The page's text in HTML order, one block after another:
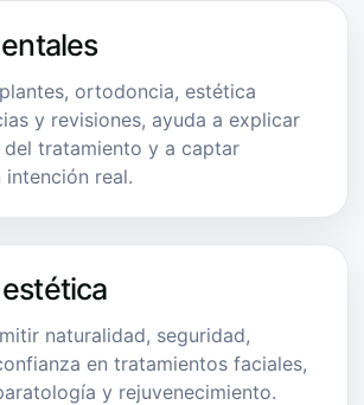
ortodoncia, estética
y revisiones, ayuda a explicar
tratamiento y a captar
real.
naturalidad, seguridad,
en tratamientos faciales,
y rejuvenecimiento.